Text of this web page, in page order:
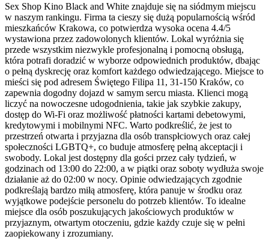
Sex Shop Kino Black and White znajduje się na siódmym miejscu
w naszym rankingu. Firma ta cieszy się dużą popularnością wśród
mieszkańców Krakowa, co potwierdza wysoka ocena 4.4/5
wystawiona przez zadowolonych klientów. Lokal wyróżnia się
przede wszystkim niezwykle profesjonalną i pomocną obsługą,
która potrafi doradzić w wyborze odpowiednich produktów, dbając
o pełną dyskrecję oraz komfort każdego odwiedzającego. Miejsce to
mieści się pod adresem Świętego Filipa 11, 31-150 Kraków, co
zapewnia dogodny dojazd w samym sercu miasta. Klienci mogą
liczyć na nowoczesne udogodnienia, takie jak szybkie zakupy,
dostęp do Wi-Fi oraz możliwość płatności kartami debetowymi,
kredytowymi i mobilnymi NFC. Warto podkreślić, że jest to
przestrzeń otwarta i przyjazna dla osób transpłciowych oraz całej
społeczności LGBTQ+, co buduje atmosferę pełną akceptacji i
swobody. Lokal jest dostępny dla gości przez cały tydzień, w
godzinach od 13:00 do 22:00, a w piątki oraz soboty wydłuża swoje
działanie aż do 02:00 w nocy. Opinie odwiedzających zgodnie
podkreślają bardzo miłą atmosferę, która panuje w środku oraz
wyjątkowe podejście personelu do potrzeb klientów. To idealne
miejsce dla osób poszukujących jakościowych produktów w
przyjaznym, otwartym otoczeniu, gdzie każdy czuje się w pełni
zaopiekowany i zrozumiany.